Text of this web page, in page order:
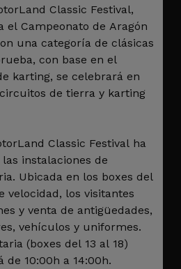
Classic Festival,
Campeonato de Aragón
una categoría de clásicas
con base en el
karting, se celebrará en
de tierra y karting
Classic Festival ha
instalaciones de
Ubicada en los boxes del
velocidad, los visitantes
y venta de antigüedades,
vehículos y uniformes.
(boxes del 13 al 18)
de 10:00h a 14:00h.